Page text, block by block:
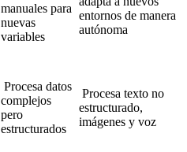
manuales para
nuevas
variables
entornos de manera
autónoma
Procesa datos
complejos
pero
estructurados
Procesa texto no
estructurado,
imágenes y voz